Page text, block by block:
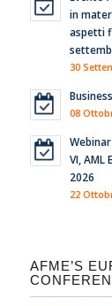
in
aspetti
30
08
Webinar
VI, AML
2026
22
AFME’S